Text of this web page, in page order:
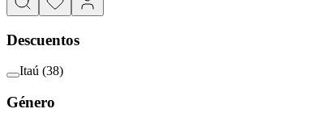
Descuentos
Itaú (38)
Género